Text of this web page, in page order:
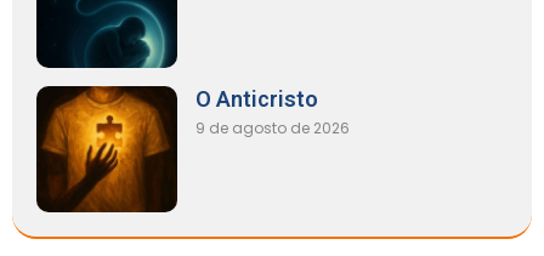
O Anticristo
9 de agosto de 2026